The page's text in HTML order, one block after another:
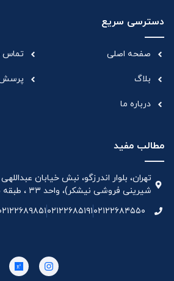
دسترسی سریع
صفحه اصلی
بلاگ
درباره ما
تماس
پرسش
مطالب مفید
شیرینی فروشی نیشکر)، واحد ۳۳ ، طبقه ۵
۰۲۱۲۲۶۸۴۵۵۰۰۲۱۲۲۶۸۵۱۹۱